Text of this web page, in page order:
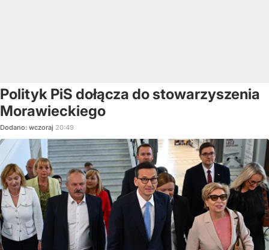
Polityk PiS dołącza do stowarzyszenia
Morawieckiego
Dodano: wczoraj 20:49